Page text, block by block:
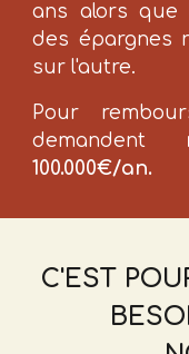
ans alors que
des épargnes
sur l'autre.
Pour
demandent
100.000€/an.
C'EST